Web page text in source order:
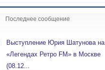
Последнее сообщение
Выступление Юрия Шатунова на
«Легендах Ретро FM» в Москве
(08.12...